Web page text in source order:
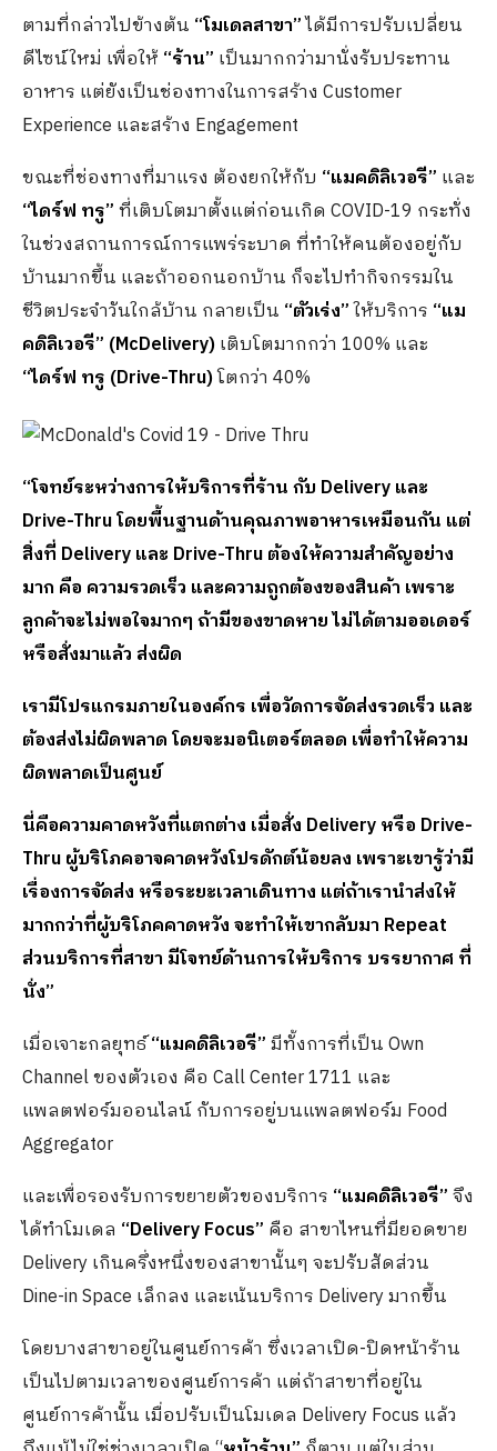
ตามที่กล่าวไปข้างต้น “โมเดลสาขา”ได้มีการปรับเปลี่ยน
ดีไซน์ใหม่ เพื่อให้ “ร้าน” เป็นมากกว่ามานั่งรับประทาน
อาหาร แต่ยังเป็นช่องทางในการสร้าง Customer
Experience และสร้าง Engagement
ขณะที่ช่องทางที่มาแรง ต้องยกให้กับ “แมคดิลิเวอรี” และ
“ไดร์ฟ ทรู”ที่เติบโตมาตั้งแต่ก่อนเกิด COVID-19 กระทั่ง
ในช่วงสถานการณ์การแพร่ระบาด ที่ทำให้คนต้องอยู่กับ
บ้านมากขึ้น และถ้าออกนอกบ้าน ก็จะไปทำกิจกรรมใน
ชีวิตประจำวันใกล้บ้าน กลายเป็น “ตัวเร่ง”ให้บริการ “แม
คดิลิเวอรี” (McDelivery)เติบโตมากกว่า 100% และ
“ไดร์ฟ ทรู (Drive-Thru)โตกว่า 40%
“โจทย์ระหว่างการให้บริการที่ร้าน กับ Delivery และ
Drive-Thru โดยพื้นฐานด้านคุณภาพอาหารเหมือนกัน แต่
สิ่งที่ Delivery และ Drive-Thru ต้องให้ความสำคัญอย่าง
มาก คือ ความรวดเร็ว และความถูกต้องของสินค้า เพราะ
ลูกค้าจะไม่พอใจมากๆ ถ้ามีของขาดหาย ไม่ได้ตามออเดอร์
หรือสั่งมาแล้ว ส่งผิด
เรามีโปรแกรมภายในองค์กร เพื่อวัดการจัดส่งรวดเร็ว และ
ต้องส่งไม่ผิดพลาด โดยจะมอนิเตอร์ตลอด เพื่อทำให้ความ
ผิดพลาดเป็นศูนย์
นี่คือความคาดหวังที่แตกต่าง เมื่อสั่ง Delivery หรือ Drive-
Thru ผู้บริโภคอาจคาดหวังโปรดักต์น้อยลง เพราะเขารู้ว่ามี
เรื่องการจัดส่ง หรือระยะเวลาเดินทาง แต่ถ้าเรานำส่งให้
มากกว่าที่ผู้บริโภคคาดหวัง จะทำให้เขากลับมา Repeat
ส่วนบริการที่สาขา มีโจทย์ด้านการให้บริการ บรรยากาศ ที่
นั่ง”
เมื่อเจาะกลยุทธ์“แมคดิลิเวอรี”มีทั้งการที่เป็น Own
Channel ของตัวเอง คือ Call Center 1711 และ
แพลตฟอร์มออนไลน์ กับการอยู่บนแพลตฟอร์ม Food
Aggregator
และเพื่อรองรับการขยายตัวของบริการ “แมคดิลิเวอรี”จึง
ได้ทำโมเดล “Delivery Focus” คือ สาขาไหนที่มียอดขาย
Delivery เกินครึ่งหนึ่งของสาขานั้นๆ จะปรับสัดส่วน
Dine-in Space เล็กลง และเน้นบริการ Delivery มากขึ้น
โดยบางสาขาอยู่ในศูนย์การค้า ซึ่งเวลาเปิด-ปิดหน้าร้าน
เป็นไปตามเวลาของศูนย์การค้า แต่ถ้าสาขาที่อยู่ใน
ศูนย์การค้านั้น เมื่อปรับเป็นโมเดล Delivery Focus แล้ว